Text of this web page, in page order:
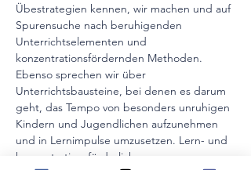
Übestrategien kennen, wir machen und auf
Spurensuche nach beruhigenden
Unterrichtselementen und
konzentrationsfördernden Methoden.
Ebenso sprechen wir über
Unterrichtsbausteine, bei denen es darum
geht, das Tempo von besonders unruhigen
Kindern und Jugendlichen aufzunehmen
und in Lernimpulse umzusetzen. Lern- und
konzentrationsförderliche